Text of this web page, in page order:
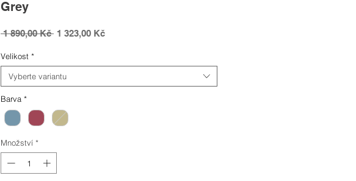
Grey
1 890,00 Kč Běžná
1 323,00 KčZvýhodněná
Velikost *
Vyberte variantu
Barva *
Množství *